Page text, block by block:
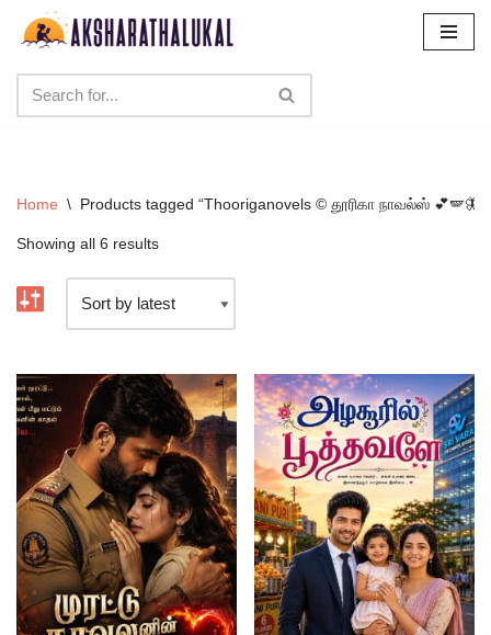
content
Home \ Products tagged “Thooriganovels ©️ தூரிகா நாவல்ஸ் 💕🪽🦋”
Showing all 6 results